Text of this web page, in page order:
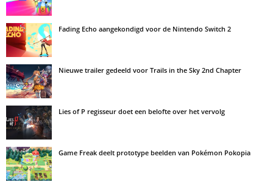
Fading Echo aangekondigd voor de Nintendo Switch 2
Nieuwe trailer gedeeld voor Trails in the Sky 2nd Chapter
Lies of P regisseur doet een belofte over het vervolg
Game Freak deelt prototype beelden van Pokémon Pokopia